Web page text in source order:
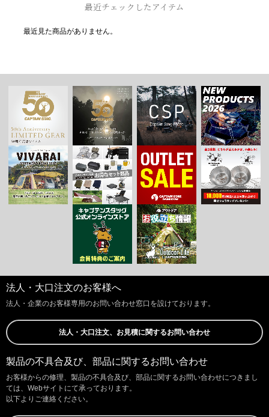
最近チェックしたアイテム
最近見た商品がありません。
法人・大口注文のお客様へ
法人・企業のお客様専用のお問い合わせ窓口を設けております。
法人・大口注文、お見積に関するお問い合わせ
製品の不具合及び、部品に関するお問い合わせ
お客様からの修理、製品の不具合及び、部品に関するお問い合わせにつきまし
ては、Webサイトにて承っております。
以下よりご連絡ください。